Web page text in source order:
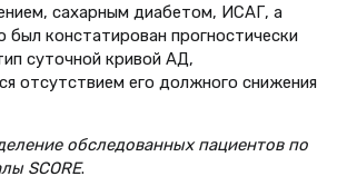
сахарным диабетом, ИСАГ, а
был констатирован прогностически
суточной кривой АД,
отсутствием его должного снижения
обследованных пациентов по
SCORE.